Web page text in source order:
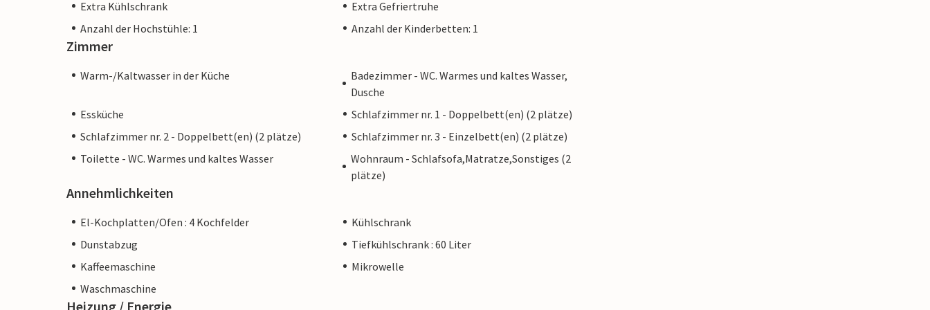
Extra Kühlschrank
Extra Gefriertruhe
Anzahl der Hochstühle: 1
Anzahl der Kinderbetten: 1
Zimmer
Warm-/Kaltwasser in der Küche
Badezimmer - WC. Warmes und kaltes Wasser,
Dusche
Essküche
Schlafzimmer nr. 1 - Doppelbett(en) (2 plätze)
Schlafzimmer nr. 2 - Doppelbett(en) (2 plätze)
Schlafzimmer nr. 3 - Einzelbett(en) (2 plätze)
Toilette - WC. Warmes und kaltes Wasser
Wohnraum - Schlafsofa,Matratze,Sonstiges (2
plätze)
Annehmlichkeiten
El-Kochplatten/Ofen : 4 Kochfelder
Kühlschrank
Dunstabzug
Tiefkühlschrank : 60 Liter
Kaffeemaschine
Mikrowelle
Waschmaschine
Heizung / Energie